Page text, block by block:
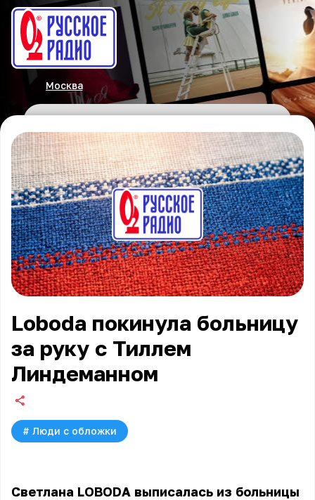
Москва
Loboda покинула больницу
за руку с Тиллем
Линдеманном
# Люди с обложки
Светлана LOBODA выписалась из больницы